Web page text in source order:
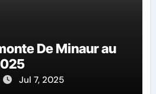
De Minaur au
Jul 7, 2025